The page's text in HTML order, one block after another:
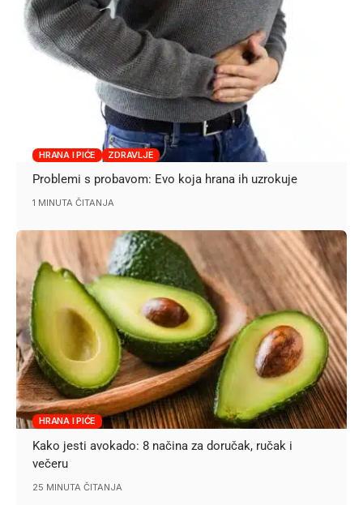
HRANA I PIĆE ZDRAVLJE
Problemi s probavom: Evo koja hrana ih uzrokuje
1 MINUTA ČITANJA
HRANA I PIĆE
Kako jesti avokado: 8 načina za doručak, ručak i
večeru
25 MINUTA ČITANJA